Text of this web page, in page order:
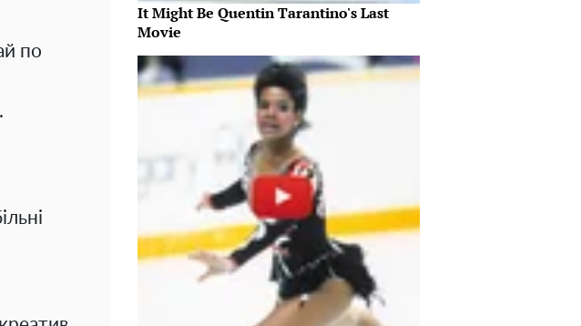
по
It Might Be Quentin Tarantino's Last
Movie